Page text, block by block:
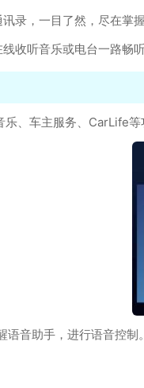
录，一目了然，尽在掌
收听音乐或电台一路畅
、车主服务、CarLife
语音助手，进行语音控制